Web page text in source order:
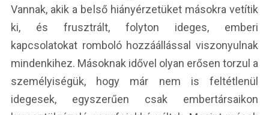
Vannak, akik a belső hiányérzetüket másokra vetítik
ki, és frusztrált, folyton ideges, emberi
kapcsolatokat romboló hozzáállással viszonyulnak
mindenkihez. Másoknak idővel olyan erősen torzul a
személyiségük, hogy már nem is feltétlenül
idegesek, egyszerűen csak embertársaikon